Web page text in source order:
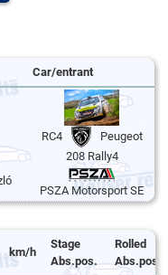
Car/entrant
RC4
Peugeot
208 Rally4
PSZA Motorsport SE
km/h
Stage
Abs.pos.
Rolled
Abs.pos.